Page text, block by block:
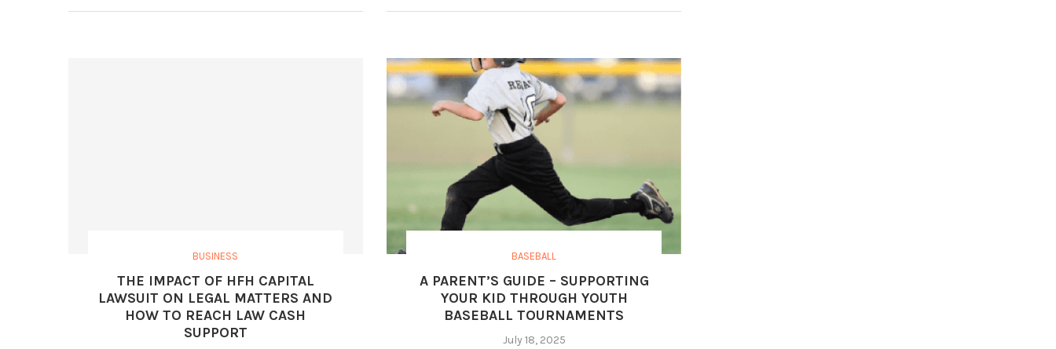
BUSINESS
THE IMPACT OF HFH CAPITAL
LAWSUIT ON LEGAL MATTERS AND
HOW TO REACH LAW CASH
SUPPORT
BASEBALL
A PARENT’S GUIDE – SUPPORTING
YOUR KID THROUGH YOUTH
BASEBALL TOURNAMENTS
July 18, 2025